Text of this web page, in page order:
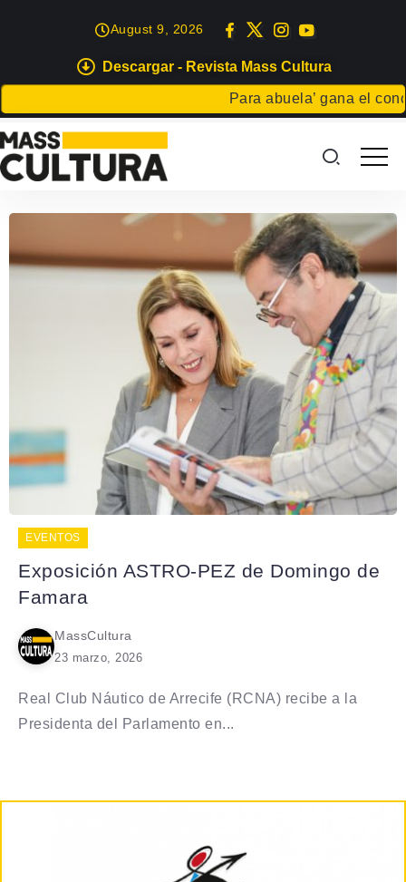
Descargar - Revista Mass Cultura
Para abuela’ gana el
August 9, 2026
EVENTOS
Exposición ASTRO-PEZ de Domingo de
Famara
MassCultura
23 marzo, 2026
Real Club Náutico de Arrecife (RCNA) recibe a la
Presidenta del Parlamento en...